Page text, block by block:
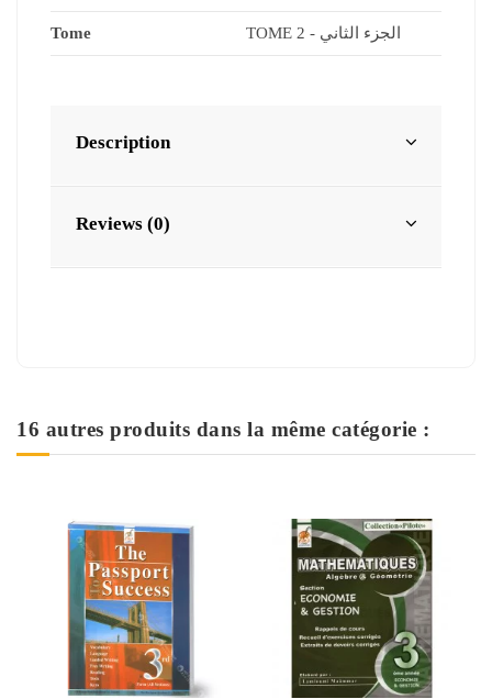
Tome TOME 2 - الجزء الثاني
Description
Reviews (0)
16 autres produits dans la même catégorie :